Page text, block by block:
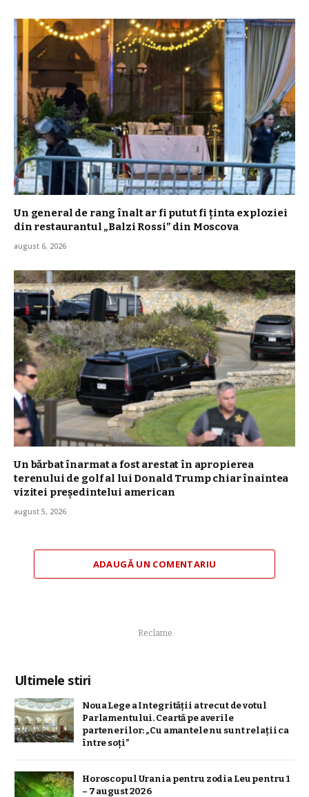
Un general de rang înalt ar fi putut fi ținta exploziei
din restaurantul „Balzi Rossi” din Moscova
august 6, 2026
Un bărbat înarmat a fost arestat în apropierea
terenului de golf al lui Donald Trump chiar înaintea
vizitei președintelui american
august 5, 2026
ADAUGĂ UN COMENTARIU
Reclame
Ultimele stiri
Noua Lege a Integrității a trecut de votul
Parlamentului. Ceartă pe averile
partenerilor: „Cu amantele nu sunt relații ca
între soți”
Horoscopul Urania pentru zodia Leu pentru 1
– 7 august 2026